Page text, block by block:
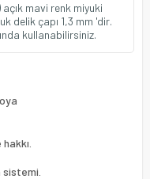
mavi renk miyuki
delik çapı 1,3 mm 'dir.
kullanabilirsiniz.